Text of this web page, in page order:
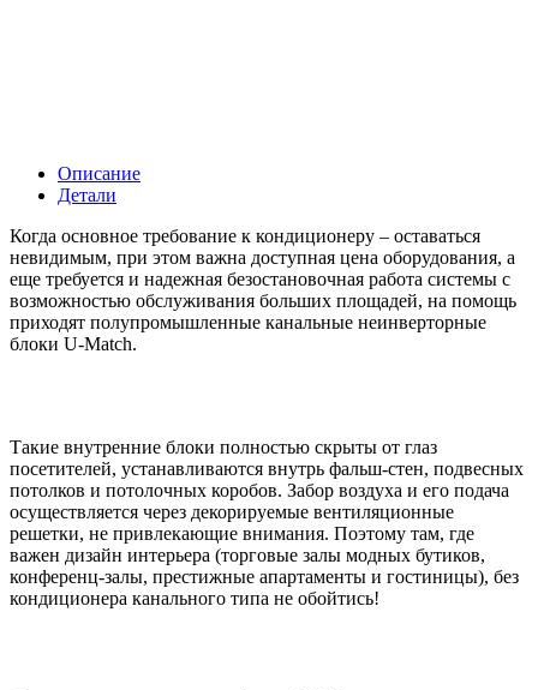
Описание
Детали
Когда основное требование к кондиционеру – оставаться
невидимым, при этом важна доступная цена оборудования, а
еще требуется и надежная безостановочная работа системы с
возможностью обслуживания больших площадей, на помощь
приходят полупромышленные канальные неинверторные
блоки U-Match.
Такие внутренние блоки полностью скрыты от глаз
посетителей, устанавливаются внутрь фальш-стен, подвесных
потолков и потолочных коробов. Забор воздуха и его подача
осуществляется через декорируемые вентиляционные
решетки, не привлекающие внимания. Поэтому там, где
важен дизайн интерьера (торговые залы модных бутиков,
конференц-залы, престижные апартаменты и гостиницы), без
кондиционера канального типа не обойтись!